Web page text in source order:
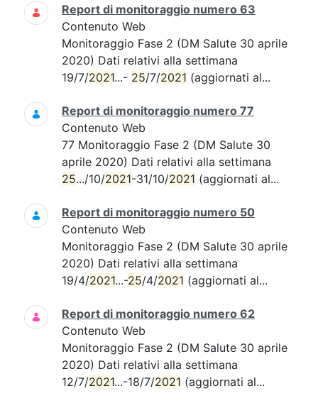
Report di monitoraggio numero 63
Contenuto Web
Monitoraggio Fase 2 (DM Salute 30 aprile
2020) Dati relativi alla settimana
19/7/2021...- 25/7/2021 (aggiornati al...
Report di monitoraggio numero 77
Contenuto Web
77 Monitoraggio Fase 2 (DM Salute 30
aprile 2020) Dati relativi alla settimana
25.../10/2021-31/10/2021 (aggiornati al...
Report di monitoraggio numero 50
Contenuto Web
Monitoraggio Fase 2 (DM Salute 30 aprile
2020) Dati relativi alla settimana
19/4/2021...-25/4/2021 (aggiornati al...
Report di monitoraggio numero 62
Contenuto Web
Monitoraggio Fase 2 (DM Salute 30 aprile
2020) Dati relativi alla settimana
12/7/2021...-18/7/2021 (aggiornati al...